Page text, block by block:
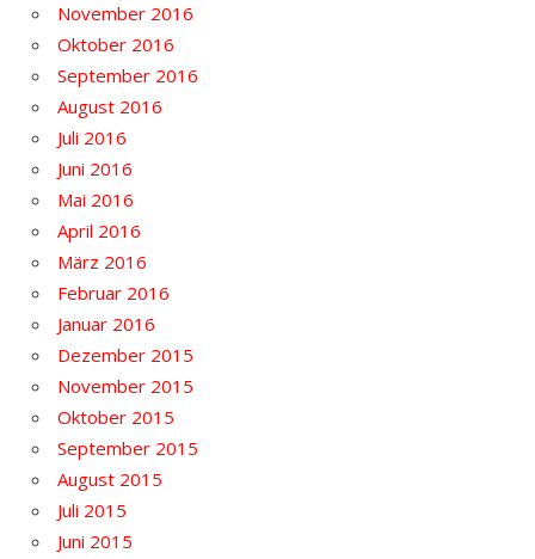
November 2016
Oktober 2016
September 2016
August 2016
Juli 2016
Juni 2016
Mai 2016
April 2016
März 2016
Februar 2016
Januar 2016
Dezember 2015
November 2015
Oktober 2015
September 2015
August 2015
Juli 2015
Juni 2015